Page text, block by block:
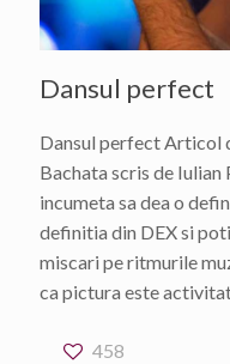
Dansul perfect
Dansul perfect Articol
Bachata scris de Iulian
incumeta sa dea o
definitia din DEX si
miscari pe ritmurile
ca pictura este
458